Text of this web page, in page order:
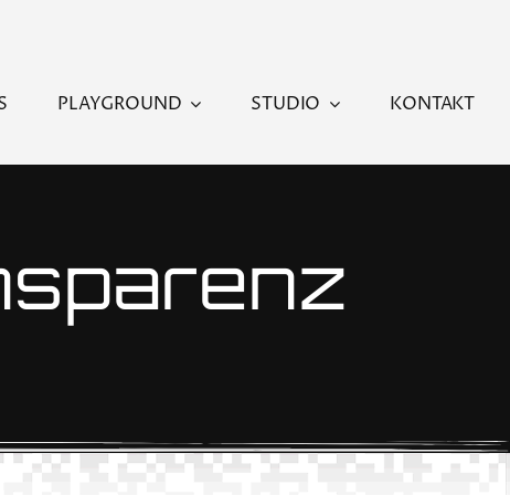
PLAYGROUND STUDIO KONTAKT